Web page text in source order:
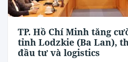
TP. Hồ Chí Minh tăng
tỉnh Lodzkie (Ba Lan),
đầu tư và logistics